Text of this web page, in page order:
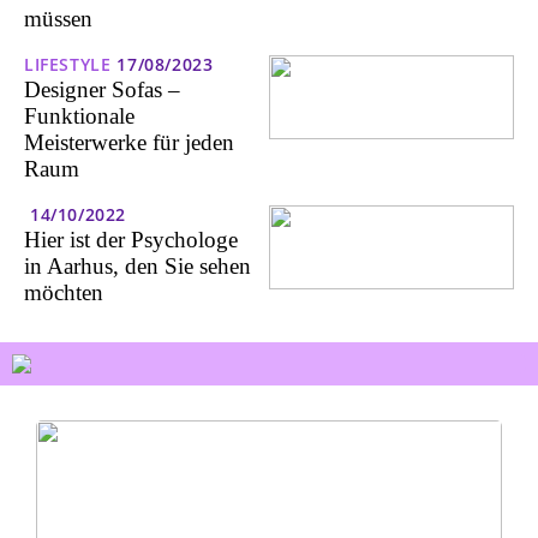
müssen
LIFESTYLE 17/08/2023
Designer Sofas –
Funktionale
Meisterwerke für jeden
Raum
14/10/2022
Hier ist der Psychologe
in Aarhus, den Sie sehen
möchten